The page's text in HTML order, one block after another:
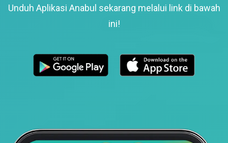
Unduh Aplikasi Anabul sekarang melalui link di bawah
ini!